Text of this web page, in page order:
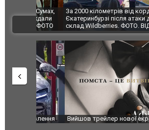
За 2000 кілометрів від кордону з
Єкатеринбурзі після атаки дронів
склад Wildberries. ФОТО. ВІДЕО
ВІДЕО
Вийшов трейлер нової екранізації